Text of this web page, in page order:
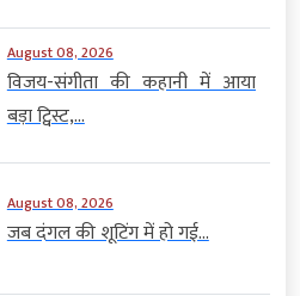
August 08, 2026
विजय-संगीता की कहानी में आया
बड़ा ट्विस्ट,...
August 08, 2026
जब दंगल की शूटिंग में हो गई...